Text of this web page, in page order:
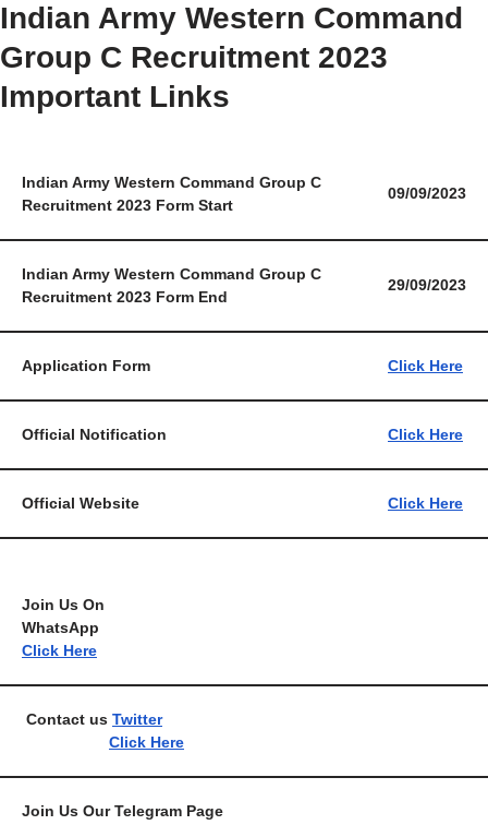
Indian Army Western Command
Group C Recruitment 2023
Important Links
Indian Army Western Command Group C
Recruitment 2023 Form Start
09/09/2023
Indian Army Western Command Group C
Recruitment 2023 Form End
29/09/2023
Application Form Click Here
Official Notification Click Here
Official Website Click Here
Join Us On
Click Here
Contact us Twitter
Click Here
Join Us Our Telegram